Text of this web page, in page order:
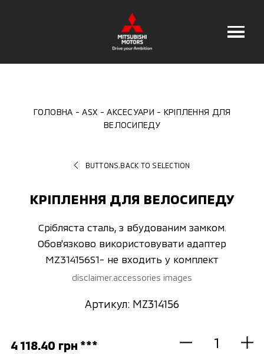
ГОЛОВНА ASX АКСЕСУАРИ
КРІПЛЕННЯ ДЛЯ
ВЕЛОСИПЕДУ
BUTTONS.BACK TO SELECTION
КРІПЛЕННЯ ДЛЯ ВЕЛОСИПЕДУ
Срібляста сталь, з вбудованим замком.
Обов'язково використовувати адаптер
MZ314156S1- не входить у комплект
disclaimer.accessories images
Артикул: MZ314156
4 118.40 грн ***